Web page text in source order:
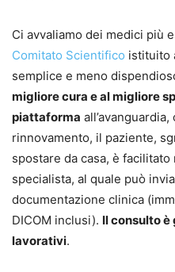
Ci avvaliamo dei medici più
Comitato Scientifico istituito
semplice e meno
migliore cura e al migliore
piattaforma
rinnovamento, il paziente,
spostare da casa, è
specialista, al quale può
documentazione clinica
DICOM inclusi). Ilconsulto è
lavorativi.